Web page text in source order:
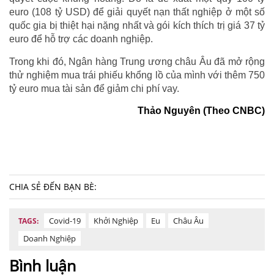
euro (108 tỷ USD) để giải quyết nạn thất nghiệp ở một số
quốc gia bị thiệt hại nặng nhất và gói kích thích trị giá 37 tỷ
euro để hỗ trợ các doanh nghiệp.
Trong khi đó, Ngân hàng Trung ương châu Âu đã mở rộng
thử nghiệm mua trái phiếu khổng lồ của mình với thêm 750
tỷ euro mua tài sản để giảm chi phí vay.
Thảo Nguyên (Theo CNBC)
CHIA SẺ ĐẾN BẠN BÈ:
TAGS: Covid-19 Khởi Nghiệp Eu
Châu Âu
Doanh Nghiệp
Bình luận